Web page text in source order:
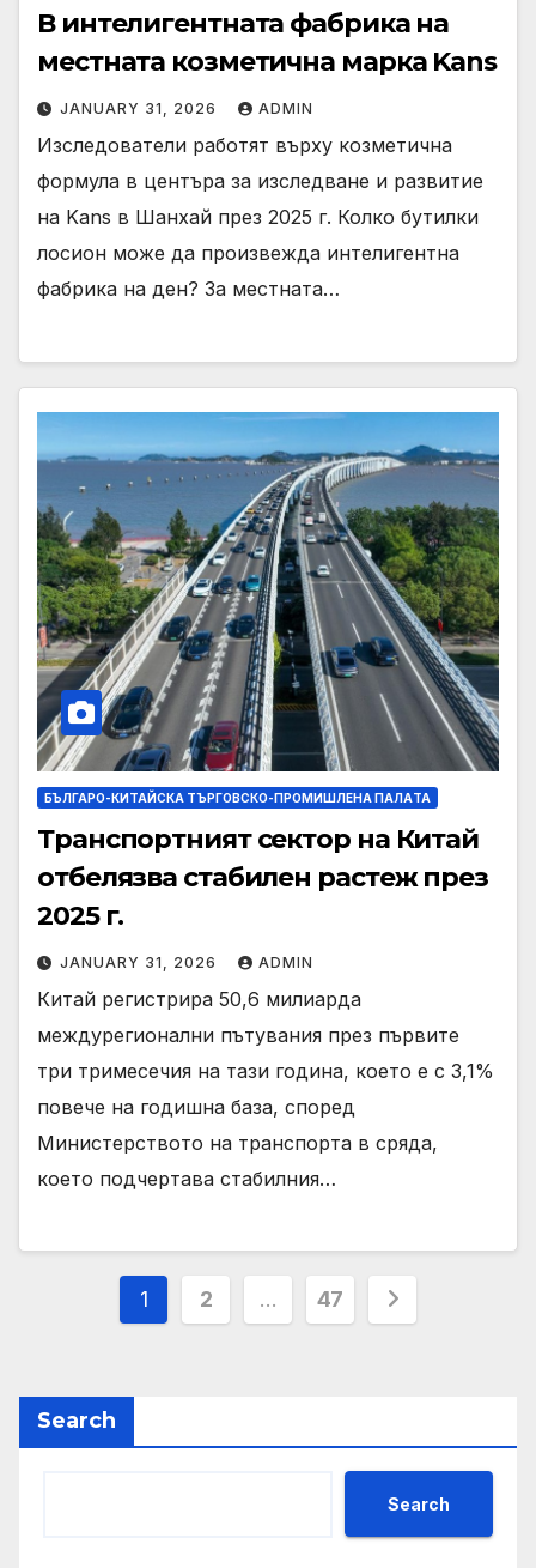
В интелигентната фабрика на
местната козметична марка Kans
JANUARY 31, 2026 ADMIN
Изследователи работят върху козметична
формула в центъра за изследване и развитие
на Kans в Шанхай през 2025 г. Колко бутилки
лосион може да произвежда интелигентна
фабрика на ден? За местната…
БЪЛГАРО-КИТАЙСКА ТЪРГОВСКО-ПРОМИШЛЕНА ПАЛAТА
Транспортният сектор на Китай
отбелязва стабилен растеж през
2025 г.
JANUARY 31, 2026 ADMIN
Китай регистрира 50,6 милиарда
междурегионални пътувания през първите
три тримесечия на тази година, което е с 3,1%
повече на годишна база, според
Министерството на транспорта в сряда,
което подчертава стабилния…
Posts
1 2 … 47
Search
Search